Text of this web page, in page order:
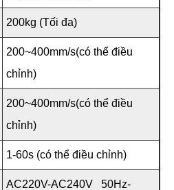
200kg (Tối đa)
200~400mm/s(có thể điều
chỉnh)
200~400mm/s(có thể điều
chỉnh)
1-60s (có thể điều chỉnh)
AC220V-AC240V 50Hz-